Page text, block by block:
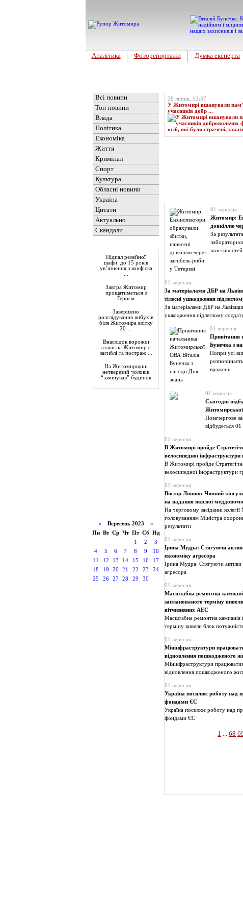
Аналітика Фоторепортажи Думка експерта
Всі новини
Топ-новини
Влада
Політика
Економіка
Життя
Кримінал
Спорт
Культура
Обласні новини
Україна
Цитати
Актуально
Скандали
Підпал релейної
шафи: до 15 років
ув’язнення з конфіска
Завтра Житомир
прощатиметься з
Героєм
Завершено
розслідування вибухів
біля Житомира влітку
20 ...
Внаслідок ворожої
атаки на Житомир є
загиблі та постраж ...
На Житомирщині
нетверезий чоловік
“замінував” будинок
« Вересень 2023 »
Пн Вт Ср Чт Пт Сб Нд
1
2
3
4
5 6 7 8 9
10
11
12 13 14 15 16
17
18
19 20 21 22 23
24
25
26 27 28 29 30
28 липня, 13:37
У Житомирі вшанували
учасників добр ...
01 вересня
Житомир:
довкіллю
За
01 вересня
За матеріалами ДБР на
тілесні ушкодження
За матеріалами ДБР на
ушкодження підлеглому
01 вересня
Привітання
Бунечка з
Попри усі
вражень.
01 вересня
Сьогодні
Житомирської
Позачергове
відбудеться
01 вересня
В Житомирі пройде
велосипедної
В Житомирі пройде
велосипедної інфраструктури
01 вересня
Віктор Ляшко: Чинний
на надання якісної
На черговому засіданні
головуванням Міністра
результати
01 вересня
Ірина Мудра: Стягуючи
економіку агресора
Ірина Мудра: Стягуючи активи
агресора
01 вересня
Масштабна ремонтна
запланованого терміну
вітчизняних АЕС
Масштабна ремонтна кампанія
терміну вивели блок
01 вересня
Мінінфраструктури
відновлення пошкодженого
Мінінфраструктури
відновлення пошкодженого
01 вересня
Україна посилює роботу над
фондами ЄС
Україна посилює роботу над
фондами ЄС
1 ... 68